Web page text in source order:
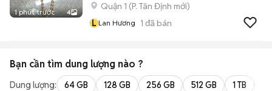
1 phút trước 4
Quận 1 (P. Tân Định mới)
L Lan Hương 1 đã bán
Bạn cần tìm dung lượng nào ?
Dung lượng: 64 GB 128 GB 256 GB 512 GB 1 TB